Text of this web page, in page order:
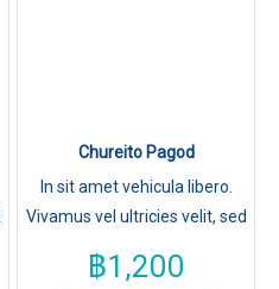
Chureito Pagod
In sit amet vehicula libero.
Vivamus vel ultricies velit, sed
฿1,200